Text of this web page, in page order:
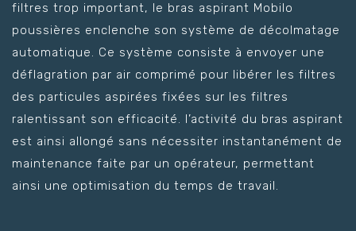
filtres trop important, le bras aspirant Mobilo
poussières enclenche son système de décolmatage
automatique. Ce système consiste à envoyer une
déflagration par air comprimé pour libérer les filtres
des particules aspirées fixées sur les filtres
ralentissant son efficacité. l’activité du bras aspirant
est ainsi allongé sans nécessiter instantanément de
maintenance faite par un opérateur, permettant
ainsi une optimisation du temps de travail.